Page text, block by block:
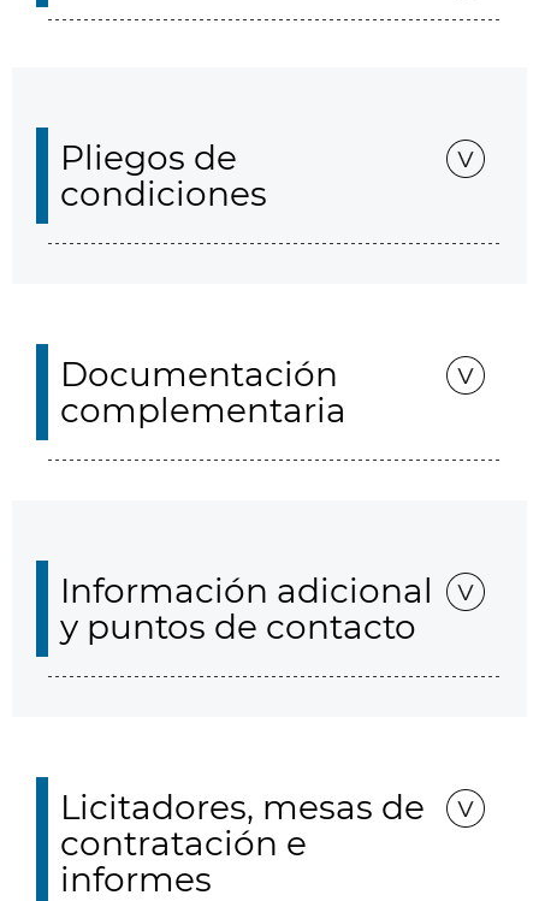
Pliegos de
condiciones
Documentación
complementaria
Información adicional
y puntos de contacto
Licitadores, mesas de
contratación e
informes